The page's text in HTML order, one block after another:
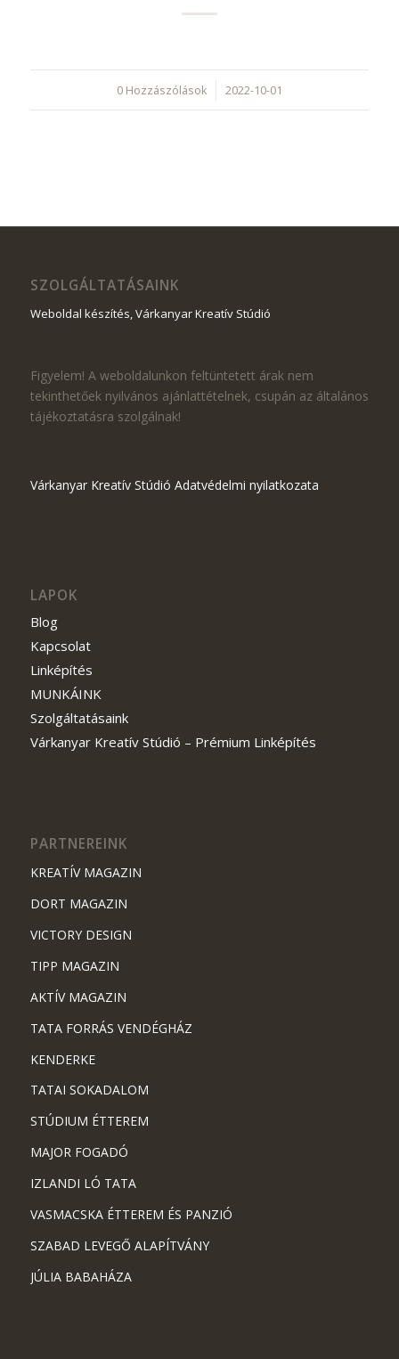
0 Hozzászólások
/ 2022-10-01
SZOLGÁLTATÁSAINK
Weboldal készítés, Várkanyar Kreatív Stúdió
Figyelem! A weboldalunkon feltüntetett árak nem
tekinthetőek nyilvános ajánlattételnek, csupán az általános
tájékoztatásra szolgálnak!
Várkanyar Kreatív Stúdió Adatvédelmi nyilatkozata
LAPOK
Blog
Kapcsolat
Linképítés
MUNKÁINK
Szolgáltatásaink
Várkanyar Kreatív Stúdió – Prémium Linképítés
PARTNEREINK
KREATÍV MAGAZIN
DORT MAGAZIN
VICTORY DESIGN
TIPP MAGAZIN
AKTÍV MAGAZIN
TATA FORRÁS VENDÉGHÁZ
KENDERKE
TATAI SOKADALOM
STÚDIUM ÉTTEREM
MAJOR FOGADÓ
IZLANDI LÓ TATA
VASMACSKA ÉTTEREM ÉS PANZIÓ
SZABAD LEVEGŐ ALAPÍTVÁNY
JÚLIA BABAHÁZA